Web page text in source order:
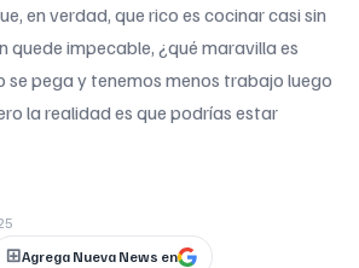
en verdad, que rico es cocinar casi sin
quede impecable, ¿qué maravilla es
se pega y tenemos menos trabajo luego
la realidad es que podrías estar
Agrega Nueva News en